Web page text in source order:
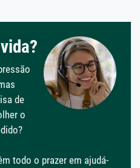
de
o
todo o prazer em ajudá-